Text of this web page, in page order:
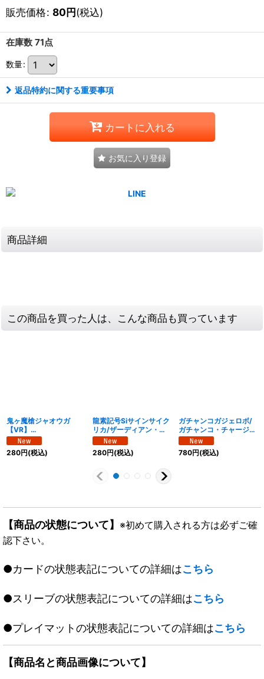
販売価格: 80円(税込)
在庫数 71点
数量:
返品特約に関する重要事項
カートに入れる
お気に入り登録
商品詳細
この商品を買った人は、こんな商品も買っています
鬼ヶ魔槍ジャオウガ
【VR】
{26EX1N12/N25}
《多》
280円(税込)
龍素記号Siサインサイク
リカ/ザーディアン・サ
イン【VR】
{26EX1N9/N25}《多》
280円(税込)
ガチャンコガジェロボ/
ガチャンコ・チャージャ
ー【VR】
{26EX1N6/N25}《水》
780円(税込)
【商品の状態について】 ※初めて購入される方は必ずご確
認下さい。
●カードの状態表記についての詳細はこちら
●スリーブの状態表記についての詳細はこちら
●プレイマットの状態表記についての詳細はこちら
【商品名と商品画像について】